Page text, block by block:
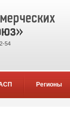
54
Регионы